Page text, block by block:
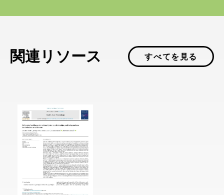
関連リソース すべてを見る